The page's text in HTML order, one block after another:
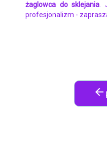
żaglowca do sklejania .
profesjonalizm -
arrow_back